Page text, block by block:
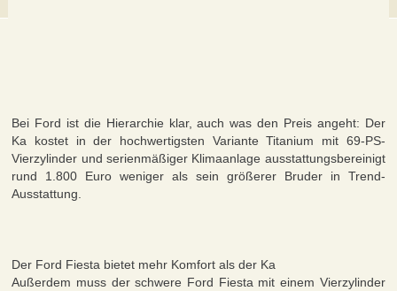
Bei Ford ist die Hierarchie klar, auch was den Preis angeht: Der
Ka kostet in der hochwertigsten Variante Titanium mit 69-PS-
Vierzylinder und serienmäßiger Klimaanlage ausstattungsbereinigt
rund 1.800 Euro weniger als sein größerer Bruder in Trend-
Ausstattung.
Der Ford Fiesta bietet mehr Komfort als der Ka
Außerdem muss der schwere Ford Fiesta mit einem Vierzylinder